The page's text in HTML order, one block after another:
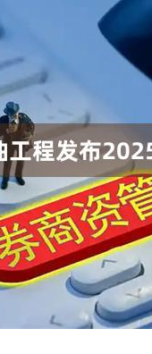
深证成指 14110.12